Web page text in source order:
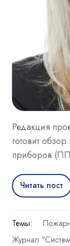
Редакция
готовит
приборов
Читать пост
Темы:
Журнал